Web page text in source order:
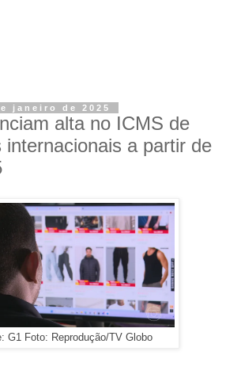
janeiro de 2025
alta no ICMS de
internacionais a partir de
G1 Foto: Reprodução/TV Globo